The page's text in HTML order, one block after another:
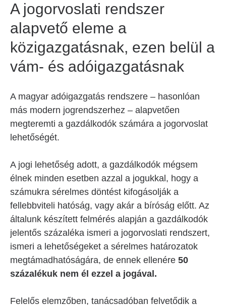
A jogorvoslati rendszer
alapvető eleme a
közigazgatásnak, ezen belül a
vám- és adóigazgatásnak
A magyar adóigazgatás rendszere – hasonlóan
más modern jogrendszerhez – alapvetően
megteremti a gazdálkodók számára a jogorvoslat
lehetőségét.
A jogi lehetőség adott, a gazdálkodók mégsem
élnek minden esetben azzal a jogukkal, hogy a
számukra sérelmes döntést kifogásolják a
fellebbviteli hatóság, vagy akár a bíróság előtt. Az
általunk készített felmérés alapján a gazdálkodók
jelentős százaléka ismeri a jogorvoslati rendszert,
ismeri a lehetőségeket a sérelmes határozatok
megtámadhatóságára, de ennek ellenére 50
százalékuk nem él ezzel a jogával.
Felelős elemzőben, tanácsadóban felvetődik a